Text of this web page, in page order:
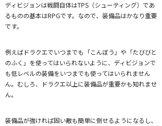
ディビジョンは戦闘自体はTPS（シューティング）であ
るものの基本はRPGです。なので、装備品はかなり重要
です。
例えばドラクエでいつまでも「こんぼう」や「たびびと
のふく」を使ってはいられないように、ディビジョンで
も低レベルの装備をいつまでも使ってはいられません
ん。むしろ、ドラクエ以上に装備品が重要かも知れませ
ん。
装備品が強ければ固い敵も簡単に倒せるようになるし、